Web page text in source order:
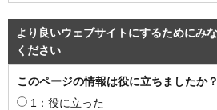
より良いウェブサイトにするためにみ
ください
このページの情報は役に立ちましたか？
1：役に立った